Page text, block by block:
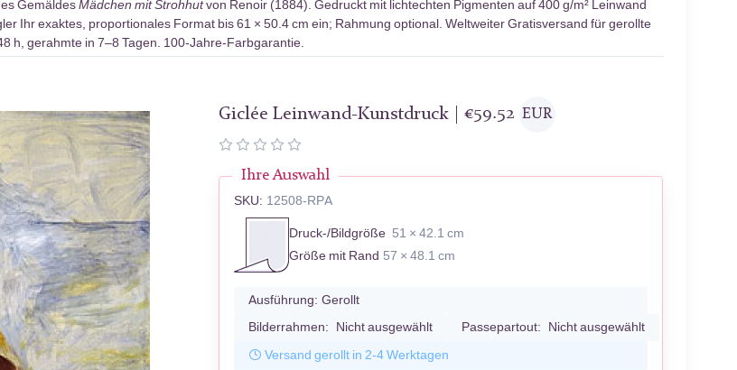
GemäldesMädchen mit Strohhutvon Renoir (1884). Gedruckt mit lichtechten Pigmenten auf 400 g/m² Leinwand
Ihr exaktes, proportionales Format bis 61 × 50.4 cm ein; Rahmung optional. Weltweiter Gratisversand für gerollte
h, gerahmte in 7–8 Tagen. 100-Jahre-Farbgarantie.
Giclée Leinwand-Kunstdruck |€59.52 EUR
Ihre Auswahl
SKU: 12508-RPA
Druck-/Bildgröße 51 × 42.1 cm
Größe mit Rand 57 × 48.1 cm
Ausführung: Gerollt
Bilderrahmen: Nicht ausgewählt Passepartout: Nicht ausgewählt
Versand gerollt in 2-4 Werktagen